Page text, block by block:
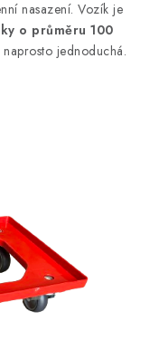
nasazení. Vozík je
o průměru 100
jednoduchá.